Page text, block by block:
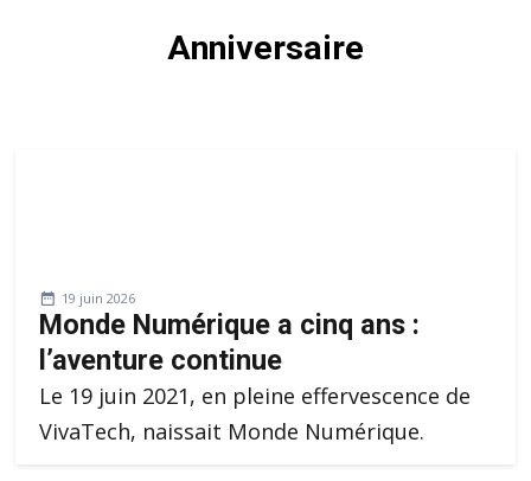
Anniversaire
19 juin 2026
Monde Numérique a cinq ans :
l’aventure continue
Le 19 juin 2021, en pleine effervescence de
VivaTech, naissait Monde Numérique.